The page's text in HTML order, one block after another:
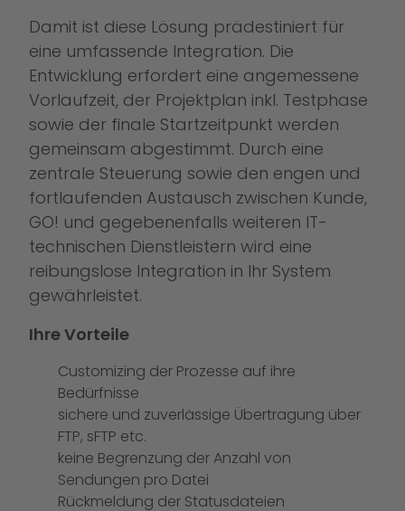
Damit ist diese Lösung prädestiniert für
eine umfassende Integration. Die
Entwicklung erfordert eine angemessene
Vorlaufzeit, der Projektplan inkl. Testphase
sowie der finale Startzeitpunkt werden
gemeinsam abgestimmt. Durch eine
zentrale Steuerung sowie den engen und
fortlaufenden Austausch zwischen Kunde,
GO! und gegebenenfalls weiteren IT-
technischen Dienstleistern wird eine
reibungslose Integration in Ihr System
gewährleistet.
Ihre Vorteile
Customizing der Prozesse auf ihre
Bedürfnisse
sichere und zuverlässige Übertragung über
FTP, sFTP etc.
keine Begrenzung der Anzahl von
Sendungen pro Datei
Rückmeldung der Statusdateien